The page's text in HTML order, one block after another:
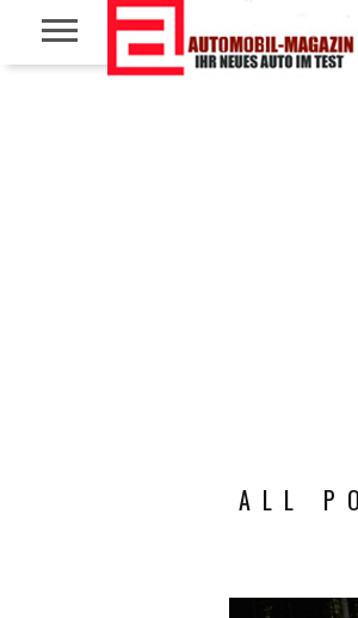
ALL